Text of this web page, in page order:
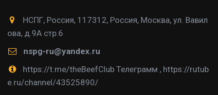
НСПГ, Россия, 117312, Россия, Москва, ул. Вавил
ова, д.9А стр.6
nspg-ru@yandex.ru
https://t.me/theBeefClub Телеграмм , https://rutub
e.ru/channel/43525890/